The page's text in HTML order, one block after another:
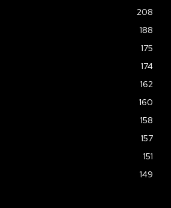
208
188
175
174
162
160
158
157
151
149